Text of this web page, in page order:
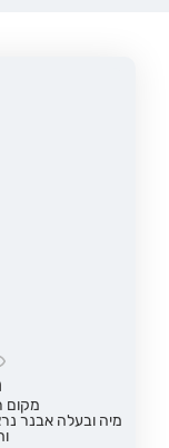
מקום
מיה ובעלה אבנר